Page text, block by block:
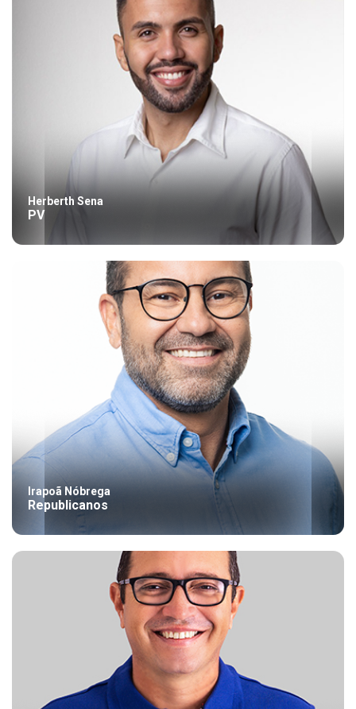
Herberth Sena
PV
Irapoã Nóbrega
Republicanos